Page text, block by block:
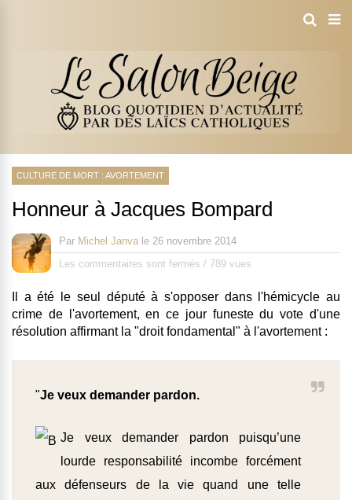
CULTURE DE MORT : AVORTEMENT
Honneur à Jacques Bompard
Par Michel Janva le 26 novembre 2014
Les commentaires sont fermés / 789 vues
Il a été le seul député à s'opposer dans l'hémicycle au
crime de l'avortement, en ce jour funeste du vote d'une
résolution affirmant la "droit fondamental" à l'avortement :
"Je veux demander pardon.
Je veux demander pardon puisqu’une
lourde responsabilité incombe forcément
aux défenseurs de la vie quand une telle